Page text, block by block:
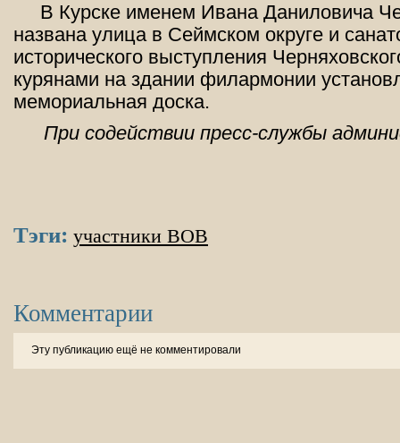
В Курске именем Ивана Даниловича
названа улица в Сеймском округе и
исторического выступления
курянами на здании филармонии
мемориальная доска.
При содействии пресс-службы
Тэги: участники ВОВ
Комментарии
Эту публикацию ещё не комментировали